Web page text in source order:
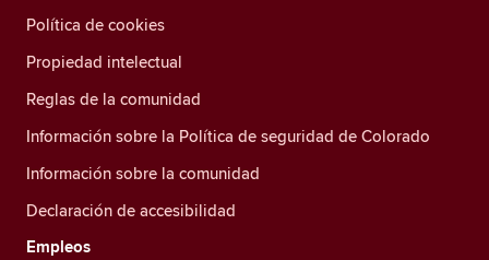
Política de cookies
Propiedad intelectual
Reglas de la comunidad
Información sobre la Política de seguridad de Colorado
Información sobre la comunidad
Declaración de accesibilidad
Empleos